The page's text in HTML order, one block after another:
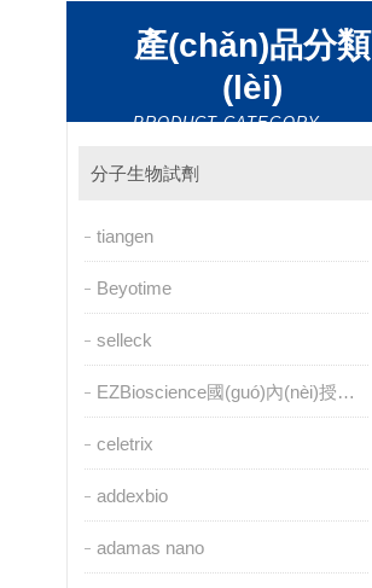
產(chǎn)品分類
(lèi)
PRODUCT CATEGORY
分子生物試劑
tiangen
Beyotime
selleck
EZBioscience國(guó)內(nèi)授權(quán)代理
celetrix
addexbio
adamas nano